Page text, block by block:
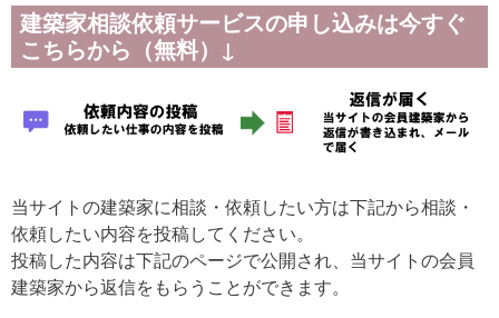
建築家相談依頼サービスの申し込みは今すぐ
こちらから（無料）↓
当サイトの建築家に相談・依頼したい方は下記から相談・
依頼したい内容を投稿してください。
投稿した内容は下記のページで公開され、当サイトの会員
建築家から返信をもらうことができます。